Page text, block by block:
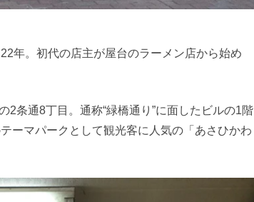
年。初代の店主が屋台のラーメン店から始め
条通8丁目。通称“緑橋通り”に面したビルの1階
ーマパークとして観光客に人気の「あさひかわ